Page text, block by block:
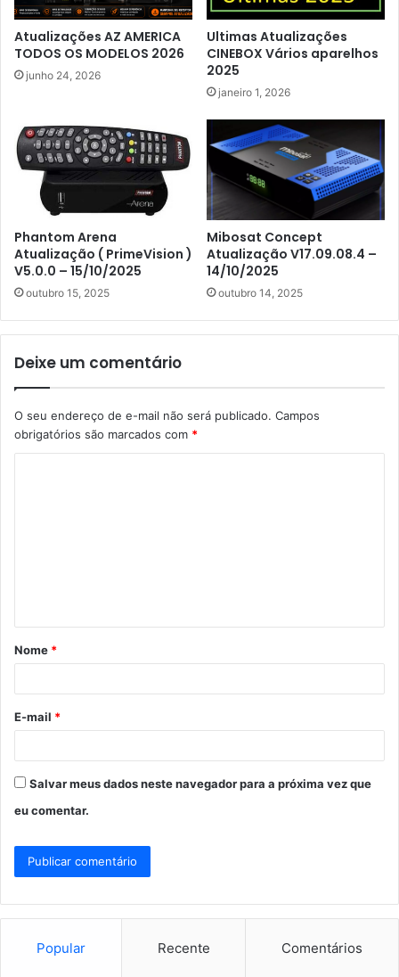
Atualizações AZ AMERICA
TODOS OS MODELOS 2026
junho 24, 2026
Ultimas Atualizações
CINEBOX Vários aparelhos
2025
janeiro 1, 2026
Phantom Arena
Atualização ( PrimeVision )
V5.0.0 – 15/10/2025
outubro 15, 2025
Mibosat Concept
Atualização V17.09.08.4 –
14/10/2025
outubro 14, 2025
Deixe um comentário
O seu endereço de e-mail não será publicado. Campos
obrigatórios são marcados com *
á
r
*
Nome *
E-mail *
Salvar meus dados neste navegador para a próxima vez que
eu comentar.
Popular Recente Comentários